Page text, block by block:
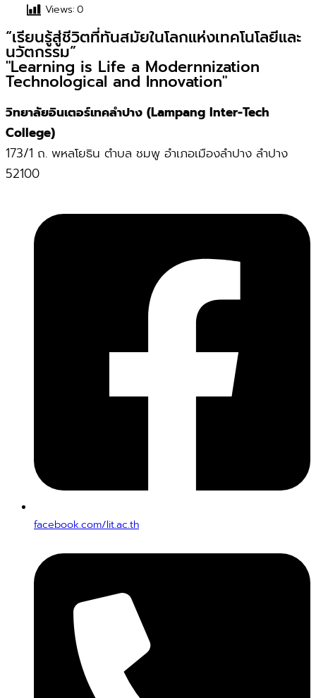
Views:0
“เรียนรู้สู่ชีวิตที่ทันสมัยในโลกแห่งเทคโนโลยีและ
นวัตกรรม”
"Learning is Life a Modernnization
Technological and Innovation"
วิทยาลัยอินเตอร์เทคลำปาง (Lampang Inter-Tech
College)
173/1 ถ. พหลโยธิน ตำบล ชมพู อำเภอเมืองลำปาง ลำปาง
52100
facebook.com/lit.ac.th